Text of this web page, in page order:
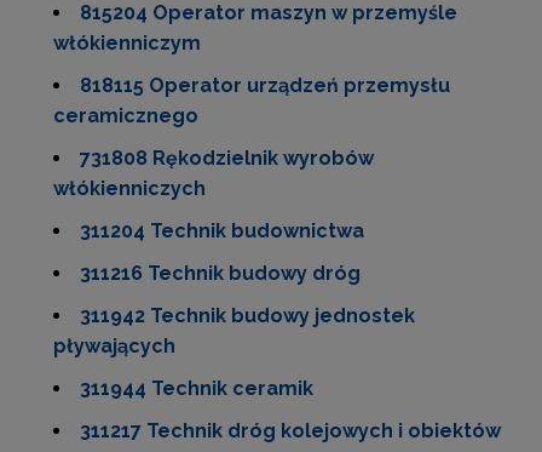
815204 Operator maszyn w przemyśle
włókienniczym
818115 Operator urządzeń przemysłu
ceramicznego
731808 Rękodzielnik wyrobów
włókienniczych
311204 Technik budownictwa
311216 Technik budowy dróg
311942 Technik budowy jednostek
pływających
311944 Technik ceramik
311217 Technik dróg kolejowych i obiektów